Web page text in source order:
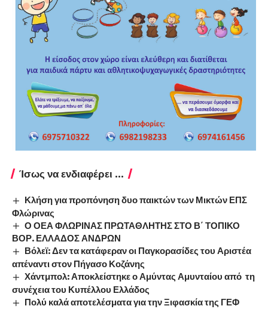
Ίσως να ενδιαφέρει ...
Κλήση για προπόνηση δυο παικτών των Μικτών ΕΠΣ
Φλώρινας
Ο ΟΕΑ ΦΛΩΡΙΝΑΣ ΠΡΩΤΑΘΛΗΤΗΣ ΣΤΟ Β΄ ΤΟΠΙΚΟ
ΒΟΡ. ΕΛΛΑΔΟΣ ΑΝΔΡΩΝ
Βόλεϊ: Δεν τα κατάφεραν οι Παγκορασίδες του Αριστέα
απέναντι στον Πήγασο Κοζάνης
Χάντμπολ: Αποκλείστηκε ο Αμύντας Αμυνταίου από τη
συνέχεια του Κυπέλλου Ελλάδος
Πολύ καλά αποτελέσματα για την Ξιφασκία της ΓΕΦ